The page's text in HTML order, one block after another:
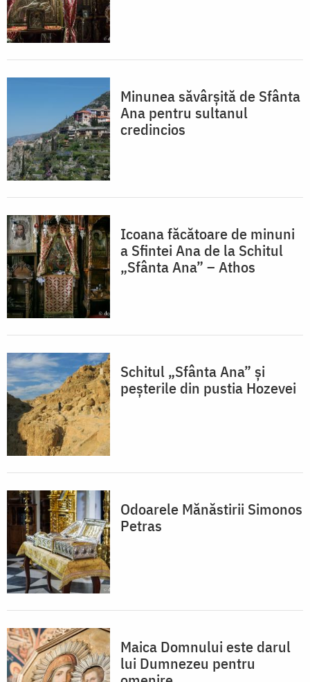
Minunea săvârșită de Sfânta
Ana pentru sultanul
credincios
Icoana făcătoare de minuni
a Sfintei Ana de la Schitul
„Sfânta Ana” – Athos
Schitul „Sfânta Ana” și
peșterile din pustia Hozevei
Odoarele Mănăstirii Simonos
Petras
Maica Domnului este darul
lui Dumnezeu pentru